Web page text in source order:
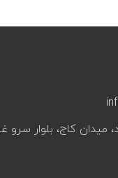
میدان کاج، بلوار سرو